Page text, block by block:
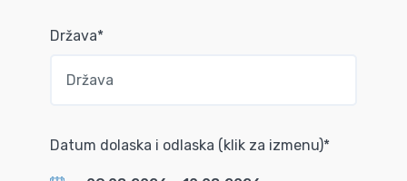
Država*
Datum dolaska i odlaska (klik za izmenu)*